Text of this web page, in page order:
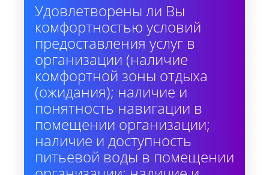
Удовлетворены ли Вы
комфортностью условий
предоставления услуг в
организации (наличие
комфортной зоны отдыха
(ожидания); наличие и
понятность навигации в
помещении организации;
наличие и доступность
питьевой воды в помещении